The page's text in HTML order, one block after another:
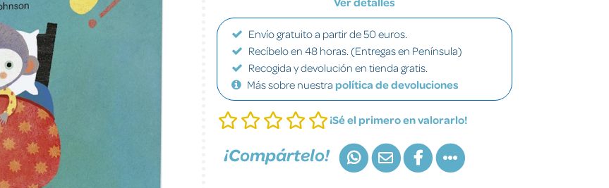
Envío gratuito a partir de 50 euros.
Recíbelo en 48 horas. (Entregas en Península)
Recogida y devolución en tienda gratis.
Más sobre nuestra política de devoluciones
¡Sé el primero en valorarlo!
¡Compártelo!